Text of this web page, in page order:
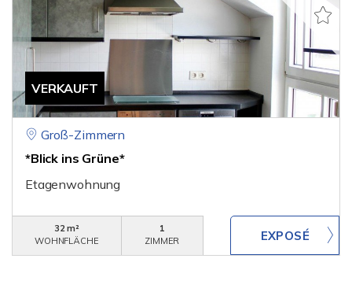
VERKAUFT
Groß-Zimmern
*Blick ins Grüne*
Etagenwohnung
32 m²
WOHNFLÄCHE
1
ZIMMER